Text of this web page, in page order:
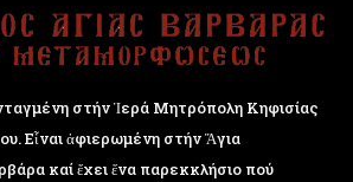
στήν Ἱερά Μητρόπολη Κηφισίας
Εἶναι ἀφιερωμένη στήν Ἅγια
καί ἔχει ἕνα παρεκκλήσιο πού